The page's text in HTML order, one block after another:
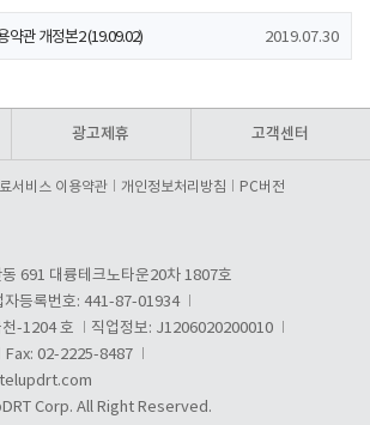
약관 개정본2 (19.09.02) 2019.07.30
광고제휴 고객센터
서비스 이용약관 개인정보처리방침 PC버전
691 대륭테크노타운20차 1807호
자등록번호: 441-87-01934
-1204 호
직업정보: J1206020200010
Fax: 02-2225-8487
Corp. All Right Reserved.